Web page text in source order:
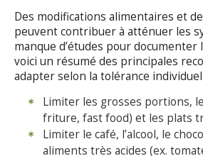
Des modifications alimentaires et
peuvent contribuer à atténuer les
manque d’études pour documenter
voici un résumé des principales
adapter selon la tolérance
Limiter les grosses portions,
friture, fast food) et les plats
Limiter le café, l’alcool, le
aliments très acides (ex.